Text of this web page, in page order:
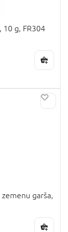
10 g, FR304
zemenu garša,